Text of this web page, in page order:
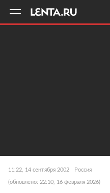
11:22, 14 сентября 2002 Россия
(обновлено: 22:10, 16 февраля 2026)